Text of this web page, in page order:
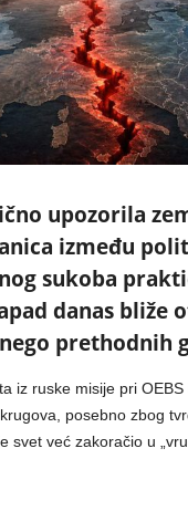
upozorila
između
sukoba
danas bliže
prethodnih
iz ruske misije pri
posebno zbog
svet već zakoračio u